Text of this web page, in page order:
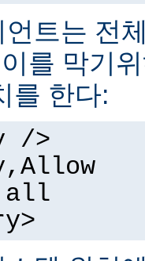
트는 전
를 막기
를 한다:
/>
all